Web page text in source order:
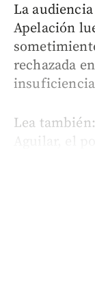
La
Apelación
rechazada
insuficiencia
Lea
Aguilar, el